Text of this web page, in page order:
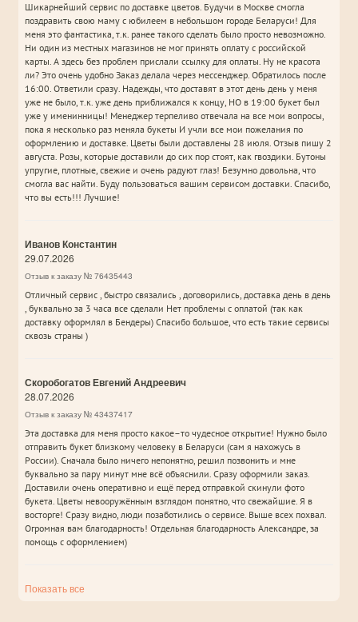
Шикарнейший сервис по доставке цветов. Будучи в Москве смогла
поздравить свою маму с юбилеем в небольшом городе Беларуси! Для
меня это фантастика, т.к. ранее такого сделать было просто невозможно.
Ни один из местных магазинов не мог принять оплату с российской
карты. А здесь без проблем прислали ссылку для оплаты. Ну не красота
ли? Это очень удобно Заказ делала через мессенджер. Обратилось после
16:00. Ответили сразу. Надежды, что доставят в этот день день у меня
уже не было, т.к. уже день приближался к концу, НО в 19:00 букет был
уже у именинницы! Менеджер терпеливо отвечала на все мои вопросы,
пока я несколько раз меняла букеты И учли все мои пожелания по
оформлению и доставке. Цветы были доставлены 28 июля. Отзыв пишу 2
августа. Розы, которые доставили до сих пор стоят, как гвоздики. Бутоны
упругие, плотные, свежие и очень радуют глаз! Безумно довольна, что
смогла вас найти. Буду пользоваться вашим сервисом доставки. Спасибо,
что вы есть!!! Лучшие!
Иванов Константин
29.07.2026
Отзыв к заказу № 76435443
Отличный сервис , быстро связались , договорились, доставка день в день
, буквально за 3 часа все сделали Нет проблемы с оплатой (так как
доставку оформлял в Бендеры) Спасибо большое, что есть такие сервисы
сквозь страны )
Скоробогатов Евгений Андреевич
28.07.2026
Отзыв к заказу № 43437417
Эта доставка для меня просто какое–то чудесное открытие! Нужно было
отправить букет близкому человеку в Беларуси (сам я нахожусь в
России). Сначала было ничего непонятно, решил позвонить и мне
буквально за пару минут мне всё объяснили. Сразу оформили заказ.
Доставили очень оперативно и ещё перед отправкой скинули фото
букета. Цветы невооружённым взглядом понятно, что свежайшие. Я в
восторге! Сразу видно, люди позаботились о сервисе. Выше всех похвал.
Огромная вам благодарность! Отдельная благодарность Александре, за
помощь с оформлением)
Показать все